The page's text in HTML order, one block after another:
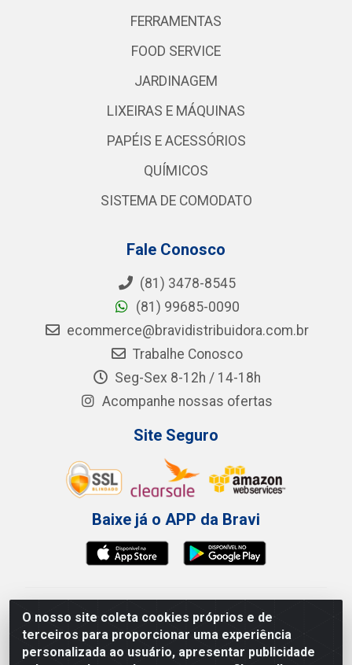
O nosso site coleta cookies próprios e de
terceiros para proporcionar uma experiência
personalizada ao usuário, apresentar publicidade
FERRAMENTAS
FOOD SERVICE
JARDINAGEM
LIXEIRAS E MÁQUINAS
PAPÉIS E ACESSÓRIOS
QUÍMICOS
SISTEMA DE COMODATO
Fale Conosco
(81) 3478-8545
(81) 99685-0090
ecommerce@bravidistribuidora.com.br
Trabalhe Conosco
Seg-Sex 8-12h / 14-18h
Acompanhe nossas ofertas
Site Seguro
Baixe já o APP da Bravi
Bravi Consumíveis de Higiene e Descartáveis EIRELI -
CNPJ 19.457.137/0001-06
Av. Sul Gov. Cid Sampaio, 3125 - Galpão 000A -
Imbiribeira - Recife/PE - CEP 51.150-010